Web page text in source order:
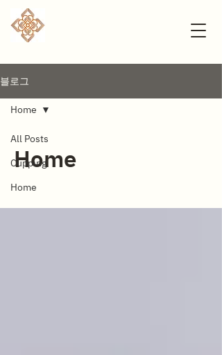
블로그
All Posts
Cupping
Home
Home
Home